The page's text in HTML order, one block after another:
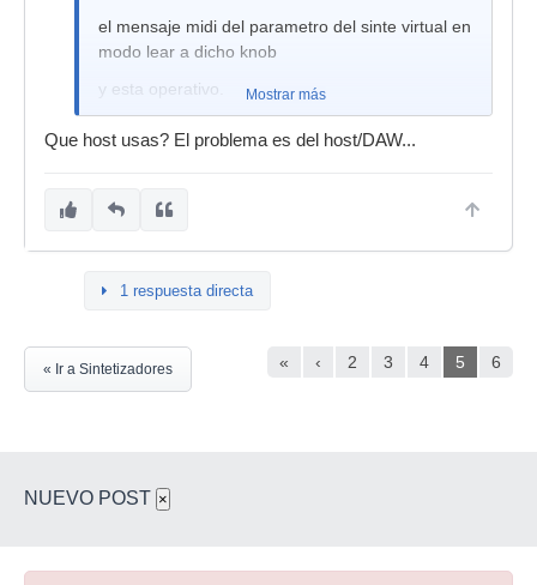
el mensaje midi del parametro del sinte virtual en
modo lear a dicho knob
y esta operativo.
Mostrar más
Que host usas? El problema es del host/DAW...
1 respuesta directa
« ‹ 2 3 4 5 6
« Ir a Sintetizadores
NUEVO POST ×